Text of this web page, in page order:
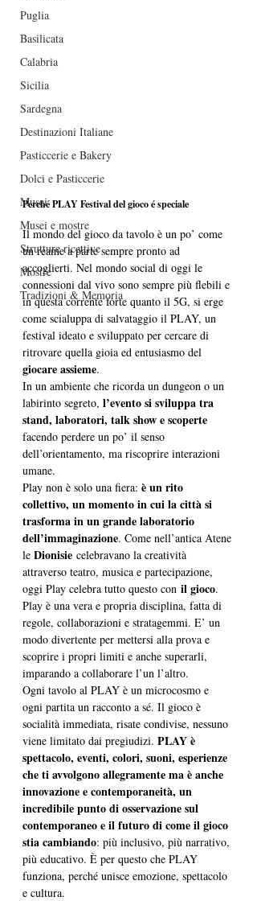
Puglia
Basilicata
Calabria
Sicilia
Sardegna
Destinazioni Italiane
Pasticcerie e Bakery
Dolci e Pasticcerie
Musei
Musei e mostre
Strutture ricettive
Mostre
Tradizioni & Memoria
Perché PLAY Festival del gioco é speciale
Il mondo del gioco da tavolo è un po’ come
un reame a parte sempre pronto ad
accoglierti. Nel mondo social di oggi le
connessioni dal vivo sono sempre più flebili e
in questa corrente forte quanto il 5G, si erge
come scialuppa di salvataggio il PLAY, un
festival ideato e sviluppato per cercare di
ritrovare quella gioia ed entusiasmo del
giocare assieme.
In un ambiente che ricorda un dungeon o un
labirinto segreto, l’evento si sviluppa tra
stand, laboratori, talk show e scoperte
facendo perdere un po’ il senso
dell’orientamento, ma riscoprire interazioni
umane.
Play non è solo una fiera: è un rito
collettivo, un momento in cui la città si
trasforma in un grande laboratorio
dell’immaginazione. Come nell’antica Atene
le Dionisie celebravano la creatività
attraverso teatro, musica e partecipazione,
oggi Play celebra tutto questo con il gioco.
Play è una vera e propria disciplina, fatta di
regole, collaborazioni e stratagemmi. E’ un
modo divertente per mettersi alla prova e
scoprire i propri limiti e anche superarli,
imparando a collaborare l’un l’altro.
Ogni tavolo al PLAY è un microcosmo e
ogni partita un racconto a sé. Il gioco è
socialità immediata, risate condivise, nessuno
viene limitato dai pregiudizi. PLAY è
spettacolo, eventi, colori, suoni, esperienze
che ti avvolgono allegramente ma è anche
innovazione e contemporaneità, un
incredibile punto di osservazione sul
contemporaneo e il futuro di come il gioco
stia cambiando: più inclusivo, più narrativo,
più educativo. È per questo che PLAY
funziona, perché unisce emozione, spettacolo
e cultura.